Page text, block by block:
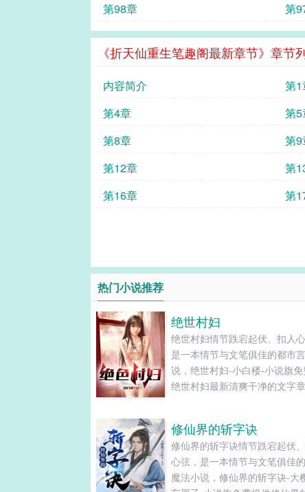
第98章 第
《折天仙重生笔趣阁最新章节》章节
内容简介 第1
第4章
第5
第8章
第9
第12章
第
第16章
第
热门小说推荐
绝世村妇
绝世村妇情节跌宕起伏、扣人心
是一本情节与文笔俱佳的都市
说，绝世村妇-小白楼-小说旗
绝世村妇最新清爽干净的文字
修仙界的斩字诀
修仙界的斩字诀情节跌宕起伏
心弦，是一本情节与文笔俱佳
魔法小说，修仙界的斩字诀-大